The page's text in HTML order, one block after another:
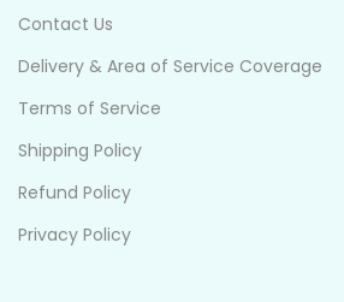
Contact Us
Delivery & Area of Service Coverage
Terms of Service
Shipping Policy
Refund Policy
Privacy Policy